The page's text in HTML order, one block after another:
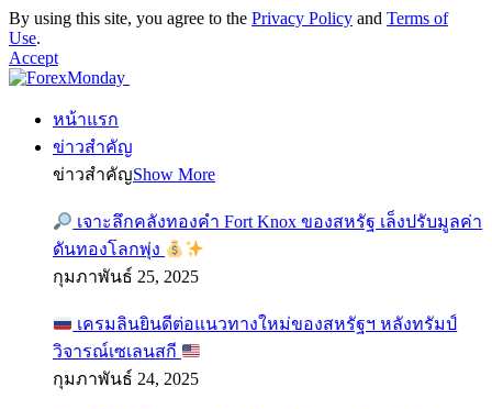
By using this site, you agree to the Privacy Policy and Terms of
Use.
Accept
หน้าแรก
ข่าวสำคัญ
ข่าวสำคัญShow More
เจาะลึกคลังทองคำ Fort Knox ของสหรัฐ เล็งปรับมูลค่า
ดันทองโลกพุ่ง
กุมภาพันธ์ 25, 2025
เครมลินยินดีต่อแนวทางใหม่ของสหรัฐฯ หลังทรัมป์
วิจารณ์เซเลนสกี
กุมภาพันธ์ 24, 2025